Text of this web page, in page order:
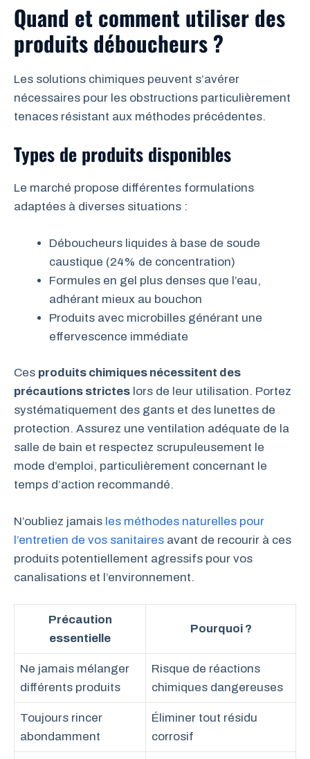
Quand et comment utiliser des
produits déboucheurs ?
Les solutions chimiques peuvent s’avérer
nécessaires pour les obstructions particulièrement
tenaces résistant aux méthodes précédentes.
Types de produits disponibles
Le marché propose différentes formulations
adaptées à diverses situations :
Déboucheurs liquides à base de soude
caustique (24% de concentration)
Formules en gel plus denses que l’eau,
adhérant mieux au bouchon
Produits avec microbilles générant une
effervescence immédiate
Ces produits chimiques nécessitent des
précautions strictes lors de leur utilisation. Portez
systématiquement des gants et des lunettes de
protection. Assurez une ventilation adéquate de la
salle de bain et respectez scrupuleusement le
mode d’emploi, particulièrement concernant le
temps d’action recommandé.
N’oubliez jamais les méthodes naturelles pour
l’entretien de vos sanitaires avant de recourir à ces
produits potentiellement agressifs pour vos
canalisations et l’environnement.
Précaution
essentielle
Pourquoi ?
Ne jamais mélanger
différents produits
Risque de réactions
chimiques dangereuses
Toujours rincer
abondamment
Éliminer tout résidu
corrosif